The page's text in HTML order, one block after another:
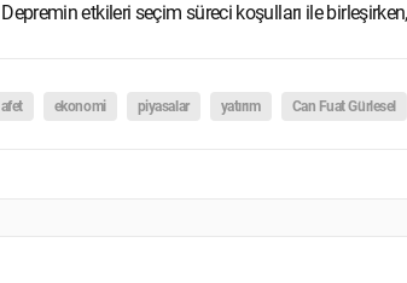
Depremin etkileri seçim süreci koşulları ile
afet ekonomi piyasalar yatırım Can Fuat Gürlesel